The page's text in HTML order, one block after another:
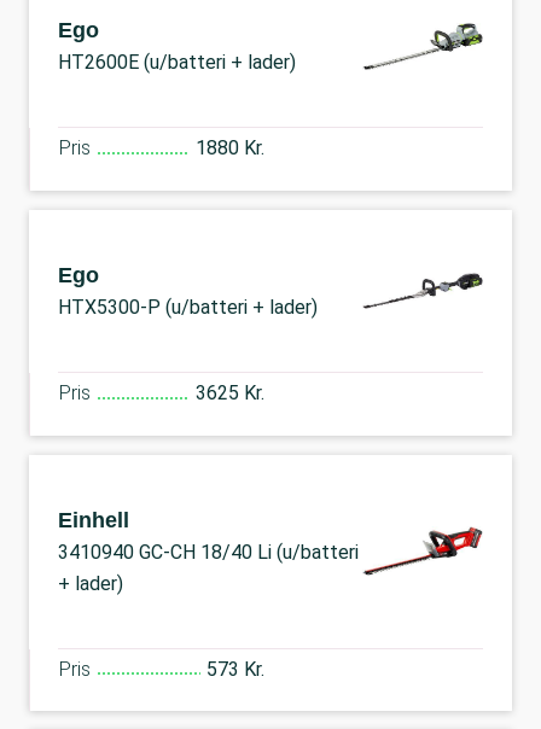
Ego
HT2600E (u/batteri + lader)
Pris 1880 Kr.
Ego
HTX5300-P (u/batteri + lader)
Pris 3625 Kr.
Einhell
3410940 GC-CH 18/40 Li (u/batteri
+ lader)
Pris 573 Kr.